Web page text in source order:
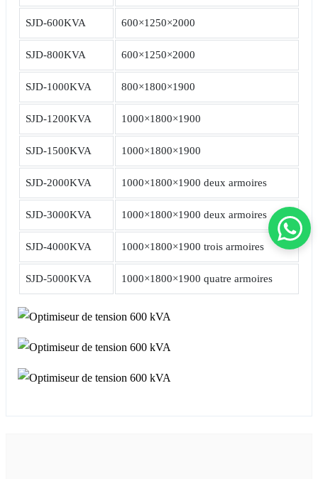
SJD-600KVA 600×1250×2000
SJD-800KVA 600×1250×2000
SJD-1000KVA 800×1800×1900
SJD-1200KVA 1000×1800×1900
SJD-1500KVA 1000×1800×1900
SJD-2000KVA 1000×1800×1900 deux armoires
SJD-3000KVA 1000×1800×1900 deux armoires
SJD-4000KVA 1000×1800×1900 trois armoires
SJD-5000KVA 1000×1800×1900 quatre armoires